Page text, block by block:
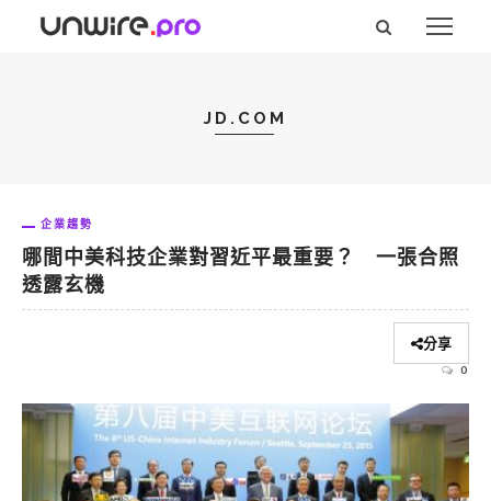
JD.COM
企業趨勢
哪間中美科技企業對習近平最重要？ 一張合照
透露玄機
分享
0